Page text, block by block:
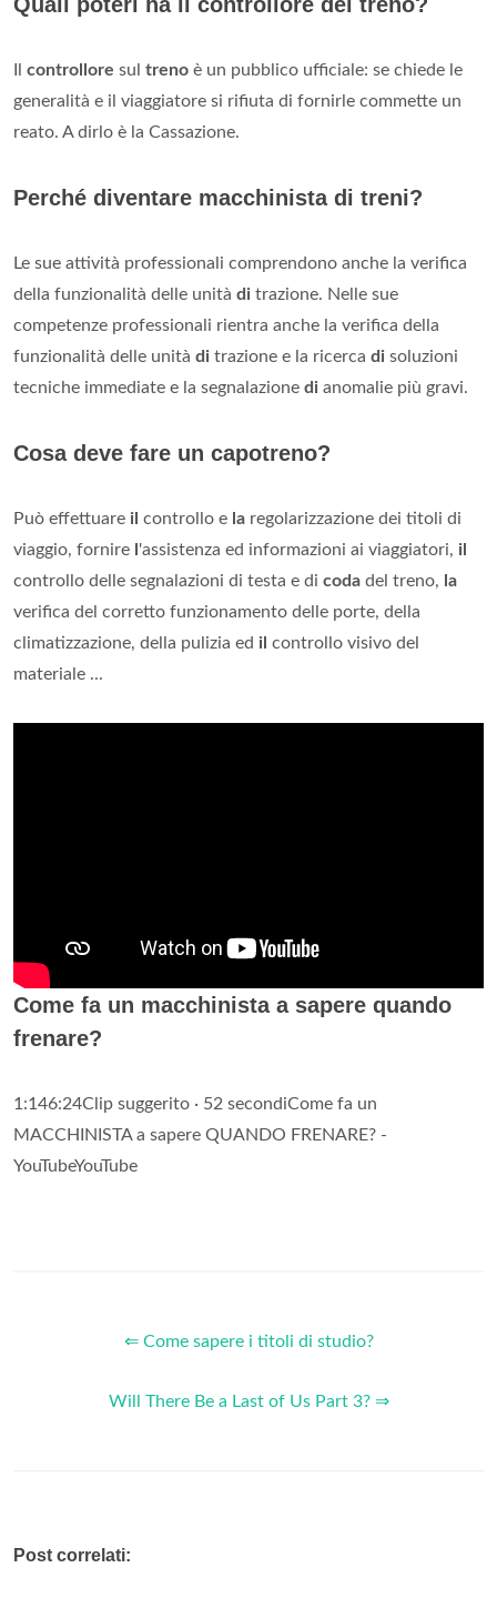
controllore sul treno è un pubblico ufficiale: se chiede le
generalità e il viaggiatore si rifiuta di fornirle commette un
reato. A dirlo è la Cassazione.
Perché diventare macchinista di treni?
Le sue attività professionali comprendono anche la verifica
della funzionalità delle unità di trazione. Nelle sue
competenze professionali rientra anche la verifica della
funzionalità delle unità di trazione e la ricerca di soluzioni
tecniche immediate e la segnalazione di anomalie più gravi.
Cosa deve fare un capotreno?
Può effettuare il controllo e la regolarizzazione dei titoli di
viaggio, fornire 'assistenza ed informazioni ai viaggiatori, il
controllo delle segnalazioni di testa e di coda del treno, la
verifica del corretto funzionamento delle porte, della
climatizzazione, della pulizia ed il controllo visivo del
materiale ...
Come fa un macchinista a sapere quando
frenare?
1:146:24Clip suggerito · 52 secondiCome fa un
MACCHINISTA a sapere QUANDO FRENARE? -
YouTubeYouTube
⇐ Come sapere i titoli di studio?
Will There Be a Last of Us Part 3? ⇒
Post correlati: